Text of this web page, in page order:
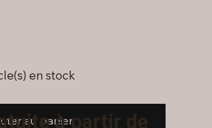
en stock
au panierà partir de